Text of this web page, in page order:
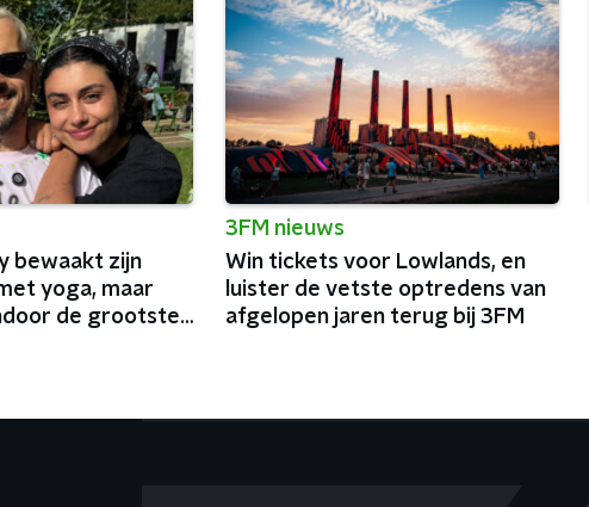
bewaakt zijn
yoga, maar
de grootste
3FM nieuws
Win tickets voor Lowlands, en
luister de vetste optredens van
afgelopen jaren terug bij 3FM